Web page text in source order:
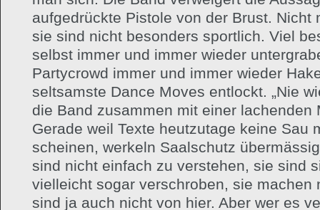
aufgedrückte Pistole von der Brust. Nicht
sie sind nicht besonders sportlich. Viel
selbst immer und immer wieder
Partycrowd immer und immer wieder
seltsamste Dance Moves entlockt. „Nie
die Band zusammen mit einer lachenden
Gerade weil Texte heutzutage keine Sau
scheinen, werkeln Saalschutz
sind nicht einfach zu verstehen, sie sind
vielleicht sogar verschroben, sie machen
sind ja auch nicht von hier. Aber wer es